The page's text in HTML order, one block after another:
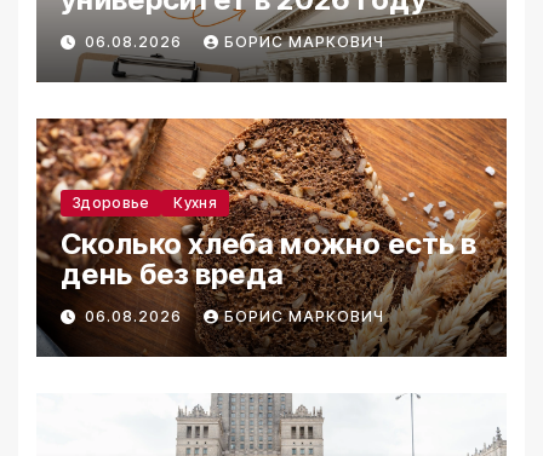
06.08.2026 БОРИС МАРКОВИЧ
Здоровье Кухня
Сколько хлеба можно есть в
день без вреда
06.08.2026 БОРИС МАРКОВИЧ